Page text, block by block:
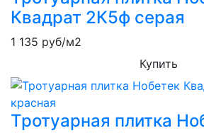
Квадрат 2К5ф серая
1 135 руб/м2
Купить
Тротуарная плитка